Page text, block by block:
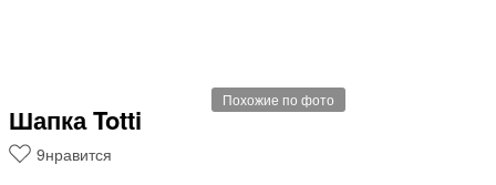
Похожие по фото
Шапка Totti
9нравится